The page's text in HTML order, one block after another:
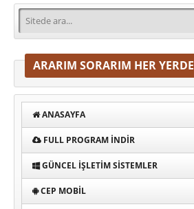
ARARIM SORARIM HER YERDE
ANASAYFA
FULL PROGRAM INDIR
GÜNCEL İŞLETIM SISTEMLER
CEP MOBIL